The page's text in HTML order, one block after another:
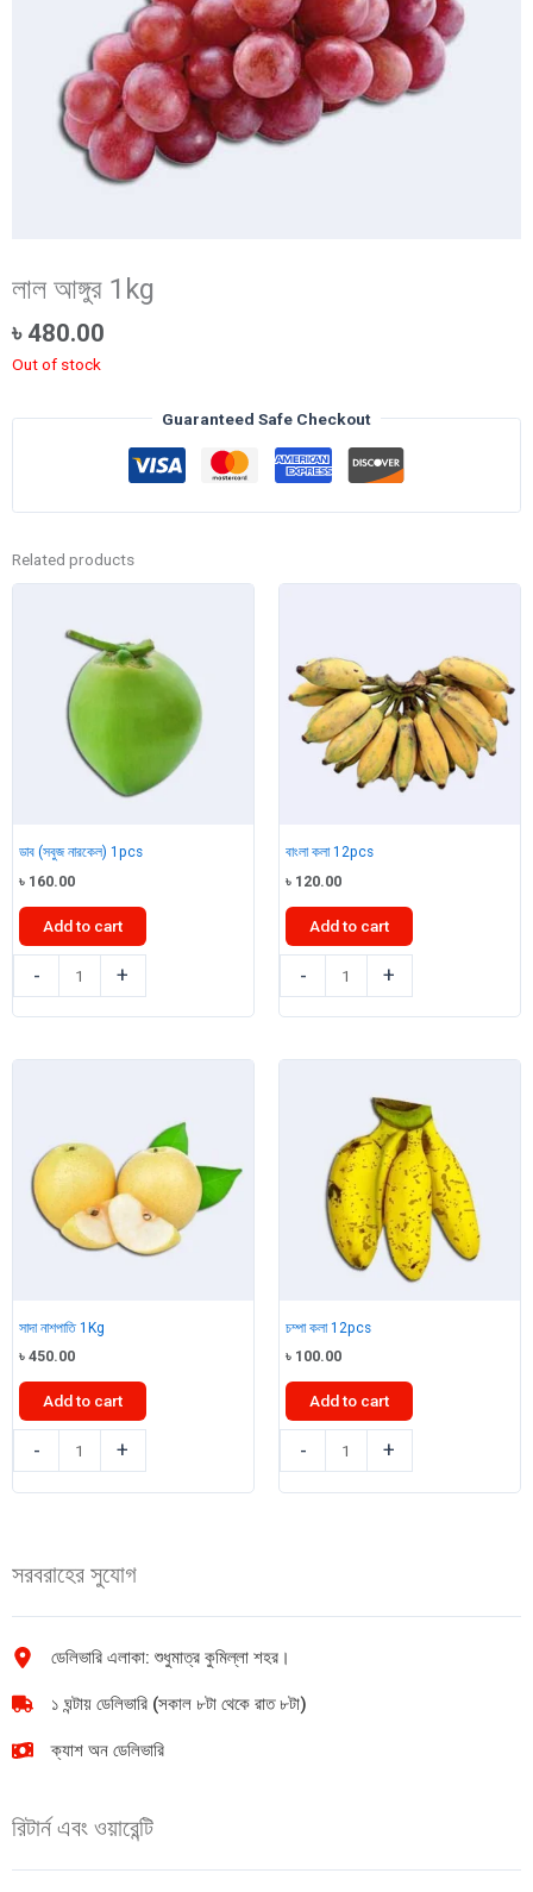
লাল আঙ্গুর 1kg
৳ 480.00
Out of stock
Guaranteed Safe Checkout
Related products
ডাব (সবুজ নারকেল) 1pcs
৳ 160.00
Add to cart
-
(সবুজ
নারকেল)
+
বাংলা কলা 12pcs
৳ 120.00
Add to cart
-
কলা
12pcs
+
সাদা নাশপাতি 1Kg
৳ 450.00
Add to cart
-
নাশপাতি
1Kg
+
চম্পা কলা 12pcs
৳ 100.00
Add to cart
-
কলা
12pcs
+
সরবরাহের সুযোগ
ডেলিভারি এলাকা: শুধুমাত্র কুমিল্লা শহর।
১ ঘন্টায় ডেলিভারি (সকাল ৮টা থেকে রাত ৮টা)
ক্যাশ অন ডেলিভারি
রিটার্ন এবং ওয়ারেন্টি